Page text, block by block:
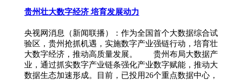
贵州壮大数字经济 培育发展动力
央视网消息（新闻联播）：作为全国首个大数据综合试
验区，贵州抢抓机遇，实施数字产业强链行动，培育壮
大数字经济，推动高质量发展。 贵州布局大数据产
业，通过抓实数字产业链条强化产业数字赋能，推动大
数据生态加速形成。目前，已投用26个重点数据中心，